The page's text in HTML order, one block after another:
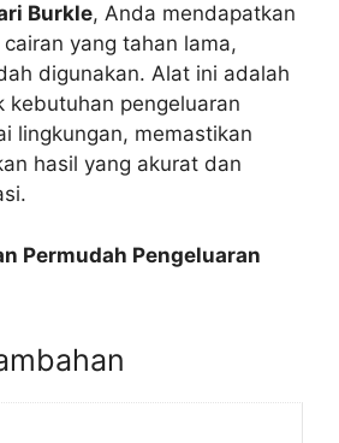
Burkle, Anda mendapatkan
yang tahan lama,
digunakan. Alat ini adalah
kebutuhan pengeluaran
lingkungan, memastikan
hasil yang akurat dan
Permudah Pengeluaran